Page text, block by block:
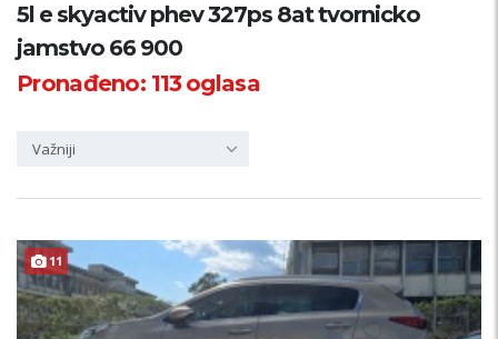
Županija
Samo sa slikom
5l e skyactiv phev 327ps 8at tvornicko
jamstvo 66 900
Pronađeno: 113oglasa
Važniji
11